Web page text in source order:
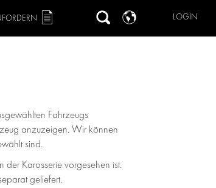
LOGIN
Fahrzeugs
anzuzeigen. Wir können
sind.
Karosserie vorgesehen ist.
geliefert.